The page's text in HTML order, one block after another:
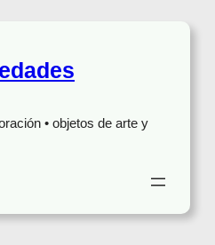
• objetos de arte y